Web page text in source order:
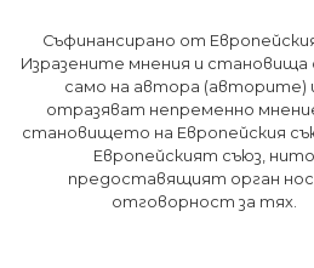
към
Съфинансирано от
Изразените мнения и становища
само на автора (авторите)
отразяват непременно
становището на Европейския
Европейският съюз, нито
предоставящият орган
отговорност за тях.